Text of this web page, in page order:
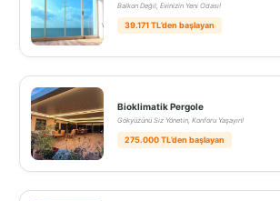
Balkon Değil, Evinizin Yeni Odası!
39.171 TL’den başlayan
Bioklimatik Pergole
Gökyüzünü Siz Yönetin, Konforu Yaşayın!
275.000 TL’den başlayan